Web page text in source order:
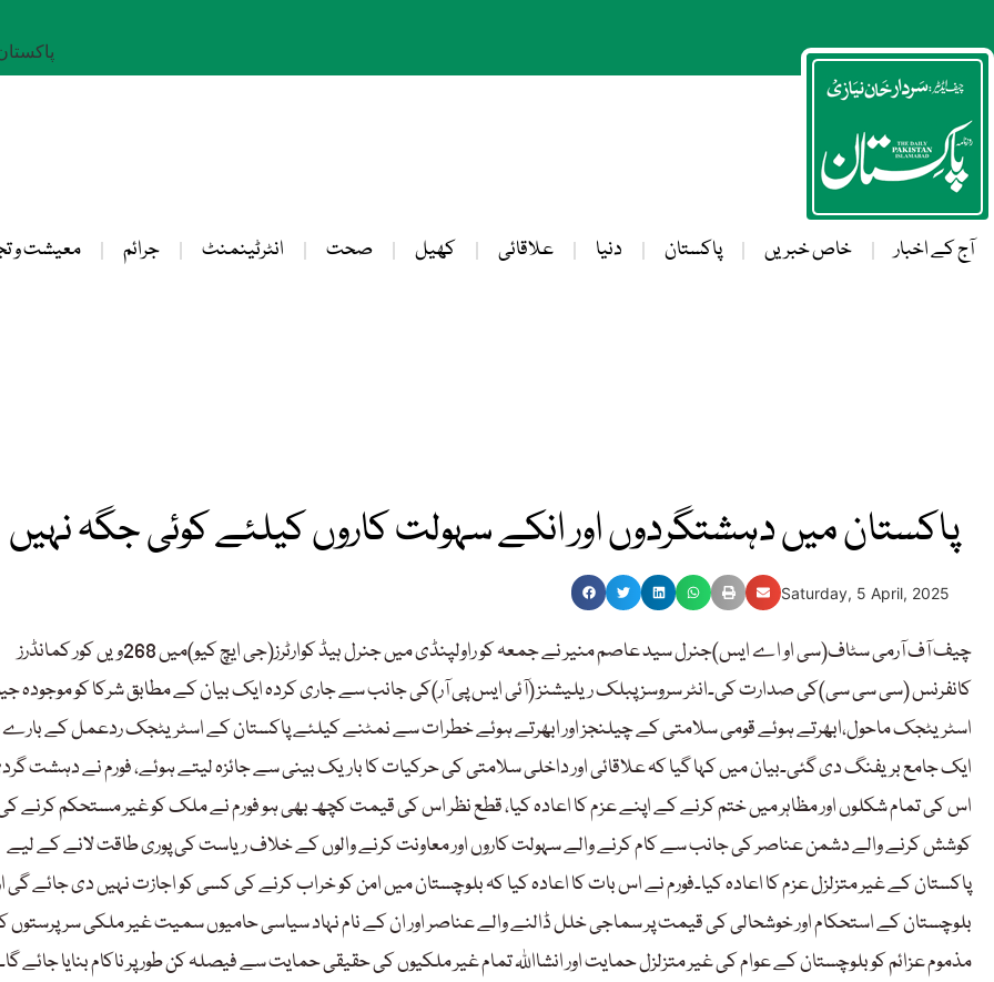
پاکستان: 24 صفر
آج کے اخبار خاص خبریں پاکستان دنیا علاقائی کھیل صحت انٹرٹینمنٹ جرائم معیشت و
پاکستان میں دہشتگردوں اور انکے سہولت کاروں کیلئے کوئی جگہ نہیں
Saturday, 5 April, 2025
چیف آف آرمی سٹاف(سی او اے ایس)جنرل سید عاصم منیر نے جمعہ کو راولپنڈی میں جنرل ہیڈ کوارٹرز(جی ایچ کیو)میں 268ویں کور کمانڈرز
کانفرنس (سی سی سی)کی صدارت کی۔انٹر سروسز پبلک ریلیشنز (آئی ایس پی آر)کی جانب سے جاری کردہ ایک بیان کے مطابق شرکا کو موجودہ
اسٹریٹجک ماحول،ابھرتے ہوئے قومی سلامتی کے چیلنجز اور ابھرتے ہوئے خطرات سے نمٹنے کیلئے پاکستان کے اسٹریٹجک ردعمل کے
ایک جامع بریفنگ دی گئی۔بیان میں کہا گیا کہ علاقائی اور داخلی سلامتی کی حرکیات کا باریک بینی سے جائزہ لیتے ہوئے، فورم نے دہشت
اس کی تمام شکلوں اور مظاہر میں ختم کرنے کے اپنے عزم کا اعادہ کیا، قطع نظر اس کی قیمت کچھ بھی ہو فورم نے ملک کو غیر مستحکم کرنے
کوشش کرنے والے دشمن عناصر کی جانب سے کام کرنے والے سہولت کاروں اور معاونت کرنے والوں کے خلاف ریاست کی پوری طاقت لانے کے لیے
پاکستان کے غیر متزلزل عزم کا اعادہ کیا۔فورم نے اس بات کا اعادہ کیا کہ بلوچستان میں امن کو خراب کرنے کی کسی کو اجازت نہیں دی جائے گی
بلوچستان کے استحکام اور خوشحالی کی قیمت پر سماجی خلل ڈالنے والے عناصر اور ان کے نام نہاد سیاسی حامیوں سمیت غیر ملکی سرپرستوں
مذموم عزائم کو بلوچستان کے عوام کی غیر متزلزل حمایت اور انشااللہ تمام غیر ملکیوں کی حقیقی حمایت سے فیصلہ کن طور پر ناکام بنایا جائے گا۔